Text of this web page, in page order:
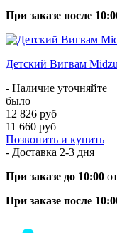
При заказе после
Детский Вигвам
- Наличие уточняйте
было
12 826 руб
11 660 руб
Позвонить и купить
- Доставка 2-3 дня
При заказе до 10:00
При заказе после